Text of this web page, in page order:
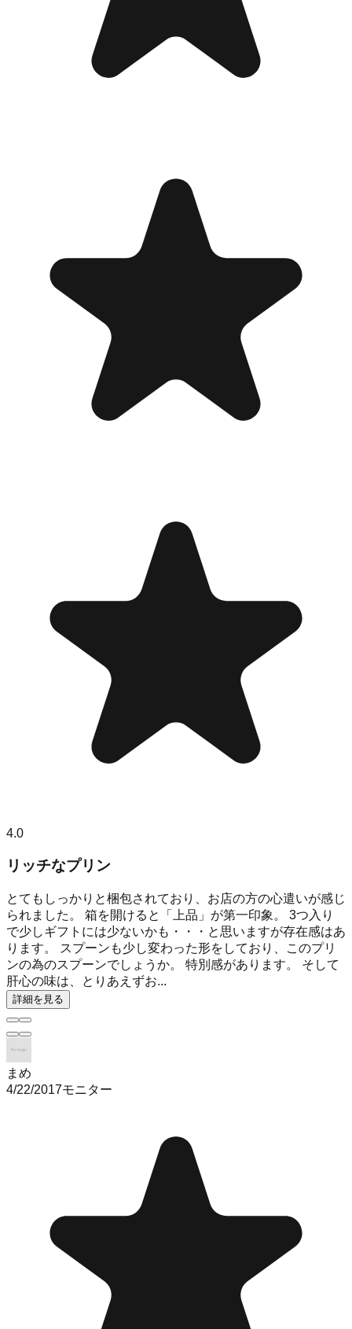
4.0
リッチなプリン
とてもしっかりと梱包されており、お店の方の心遣いが感じ
られました。 箱を開けると「上品」が第一印象。 3つ入り
で少しギフトには少ないかも・・・と思いますが存在感はあ
ります。 スプーンも少し変わった形をしており、このプリ
ンの為のスプーンでしょうか。 特別感があります。 そして
肝心の味は、とりあえずお...
詳細を見る
まめ
4/22/2017モニター